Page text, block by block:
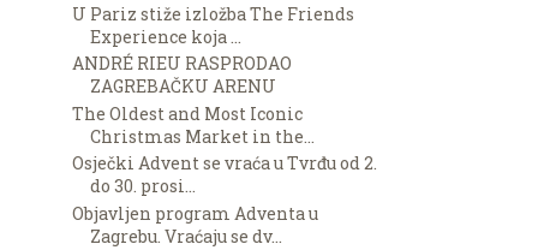
U Pariz stiže izložba The Friends
Experience koja ...
ANDRÉ RIEU RASPRODAO
ZAGREBAČKU ARENU
The Oldest and Most Iconic
Christmas Market in the...
Osječki Advent se vraća u Tvrđu od 2.
do 30. prosi...
Objavljen program Adventa u
Zagrebu. Vraćaju se dv...